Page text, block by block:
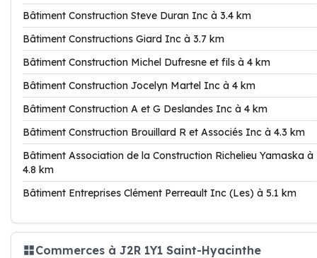
Bâtiment Construction Steve Duran Inc à 3.4 km
Bâtiment Constructions Giard Inc à 3.7 km
Bâtiment Construction Michel Dufresne et fils à 4 km
Bâtiment Construction Jocelyn Martel Inc à 4 km
Bâtiment Construction A et G Deslandes Inc à 4 km
Bâtiment Construction Brouillard R et Associés Inc à 4.3 km
Bâtiment Association de la Construction Richelieu Yamaska à
4.8 km
Bâtiment Entreprises Clément Perreault Inc (Les) à 5.1 km
Commerces à J2R 1Y1 Saint-Hyacinthe